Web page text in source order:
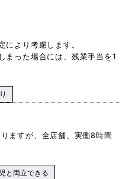
より考慮します。
まった場合には、残業手当を1
ますが、全店舗、実働8時間
と両立できる